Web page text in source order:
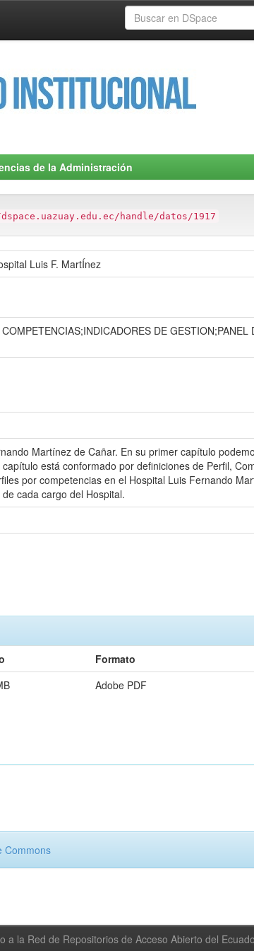
de la Administración
handle/datos/1917
Luis F. MartÍnez
DE GESTION;PANEL
Martínez de Cañar. En su primer capítulo
está conformado por definiciones de Perfil,
por competencias en el Hospital Luis Fernando
cada cargo del Hospital.
Formato
Adobe PDF
Commons
a la Red de Repositorios de Acceso Abierto del